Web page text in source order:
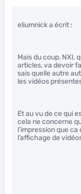
eliumnick a écrit :
Mais du coup, NXI,
articles, va devoir
sais quelle autre
les vidéos
Et au vu de ce qui
cela ne concerne
l’impression que
l’affichage de